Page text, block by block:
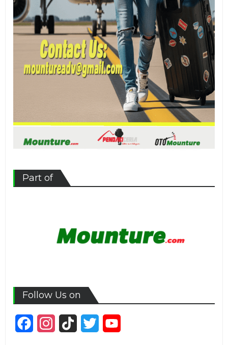
Part of
Follow Us on
FacebookInstagram
TikTok Twitter